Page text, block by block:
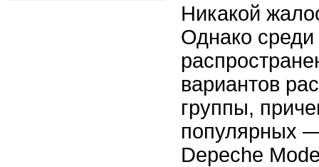
Никакой
Однако
вариантов
группы,
популярных
Depeche